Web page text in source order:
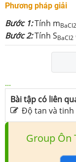
Phương pháp giải
Bước 1:Tính mBaCl2
Bước 2:Tính SBaCl2
...
Bài tập có liên
Độ tan và
Group Ôn